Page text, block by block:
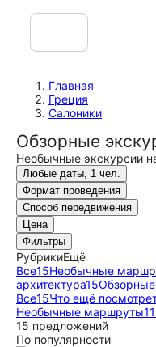
Главная
Греция
Салоники
Обзорные
Необычные экскурсии
Любые даты, 1 чел.
Формат проведения
Способ передвижения
Цена
Фильтры
РубрикиЕщё
Все15Необычные
архитектура15Обзорные
Все15Что ещё
Необычные маршруты11
15 предложений
По популярности